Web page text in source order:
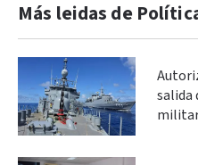
Más leidas de
salida